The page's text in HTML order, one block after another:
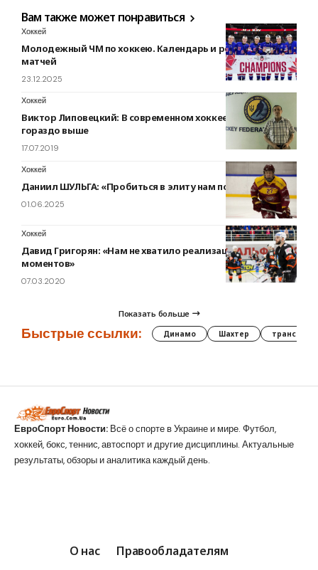
Вам также может понравиться
Хоккей
Молодежный ЧМ по хоккею. Календарь и результаты
матчей
23.12.2025
Хоккей
Виктор Липовецкий: В современном хоккее скорости
гораздо выше
17.07.2019
Хоккей
Даниил ШУЛЬГА: «Пробиться в элиту нам по силам»
01.06.2025
Хоккей
Давид Григорян: «Нам не хватило реализации своих
моментов»
07.03.2020
Показать больше
Быстрые ссылки: Динамо Шахтер трансферы
ЕвроСпорт Новости: Всё о спорте в Украине и мире. Футбол,
хоккей, бокс, теннис, автоспорт и другие дисциплины. Актуальные
результаты, обзоры и аналитика каждый день.
О нас Правообладателям